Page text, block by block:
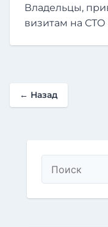
Владельцы,
визитам на СТО
← Назад